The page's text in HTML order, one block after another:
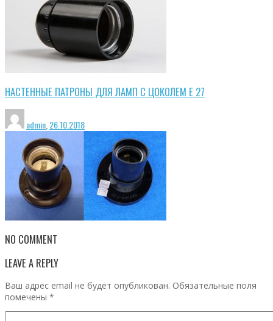
НАСТЕННЫЕ ПАТРОНЫ ДЛЯ ЛАМП С ЦОКОЛЕМ Е 27
admin 26.10.2018
NO COMMENT
LEAVE A REPLY
Ваш адрес email не будет опубликован. Обязательные поля
помечены *